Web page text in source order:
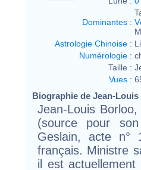
Dominantes :
Astrologie Chinoise :
Numérologie :
Taille :
Vues :
Biographie de Jean-
Jean-Louis
(source pour
Geslain, acte n°
français. Ministre
il est